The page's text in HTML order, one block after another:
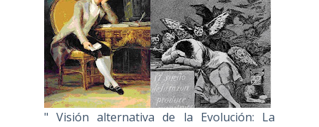
" Visión alternativa de la Evolución: La